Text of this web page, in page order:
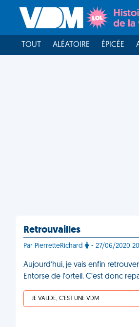
TOUT ALÉATOIRE ÉPICÉE
Retrouvailles
Par PierretteRichard - 27/06/2020
Aujourd’hui, je vais enfin
Entorse de l’orteil. C’est donc
JE VALIDE, C'EST UNE VDM